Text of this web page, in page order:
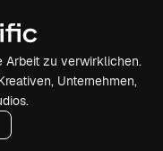
Arbeit zu verwirklichen.
Unternehmen,